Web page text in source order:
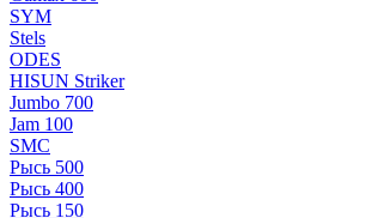
SYM
Stels
ОDЕS
HISUN Striker
Jumbo 700
Jam 100
SMC
Рысь 500
Рысь 400
Рысь 150